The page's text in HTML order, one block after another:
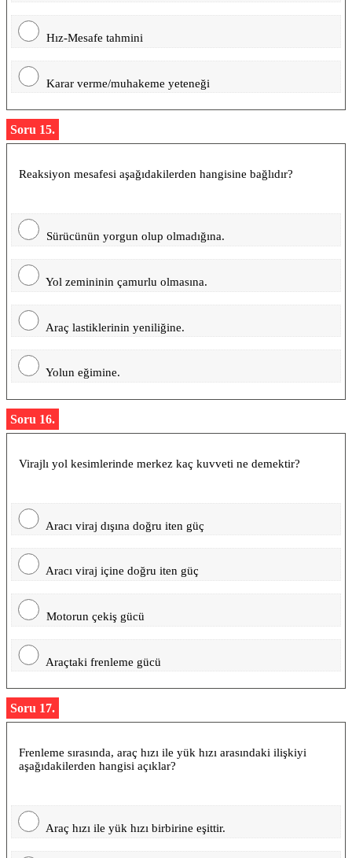
Hız-Mesafe tahmini
Karar verme/muhakeme yeteneği
Soru 15.
Reaksiyon mesafesi aşağıdakilerden hangisine bağlıdır?
Sürücünün yorgun olup olmadığına.
Yol zemininin çamurlu olmasına.
Araç lastiklerinin yeniliğine.
Yolun eğimine.
Soru 16.
Virajlı yol kesimlerinde merkez kaç kuvveti ne demektir?
Aracı viraj dışına doğru iten güç
Aracı viraj içine doğru iten güç
Motorun çekiş gücü
Araçtaki frenleme gücü
Soru 17.
Frenleme sırasında, araç hızı ile yük hızı arasındaki ilişkiyi
aşağıdakilerden hangisi açıklar?
Araç hızı ile yük hızı birbirine eşittir.